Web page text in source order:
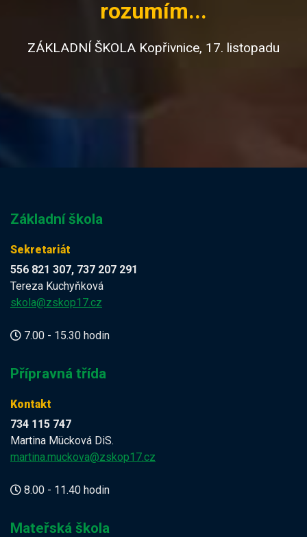
rozumím...
ZÁKLADNÍ ŠKOLA Kopřivnice, 17. listopadu
Základní škola
Sekretariát
556 821 307, 737 207 291
Tereza Kuchyňková
skola@zskop17.cz
7.00 - 15.30 hodin
Přípravná třída
Kontakt
734 115 747
Martina Mücková DiS.
martina.muckova@zskop17.cz
8.00 - 11.40 hodin
Mateřská škola